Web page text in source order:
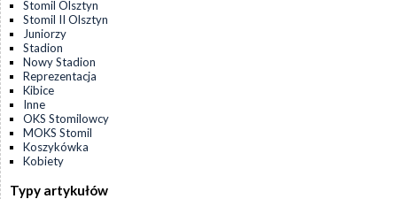
Stomil Olsztyn
Stomil II Olsztyn
Juniorzy
Stadion
Nowy Stadion
Reprezentacja
Kibice
Inne
OKS Stomilowcy
MOKS Stomil
Koszykówka
Kobiety
Typy artykułów